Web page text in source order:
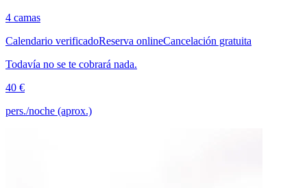
4 camas
Calendario verificadoReserva onlineCancelación gratuita
Todavía no se te cobrará nada.
40 €
pers./noche (aprox.)